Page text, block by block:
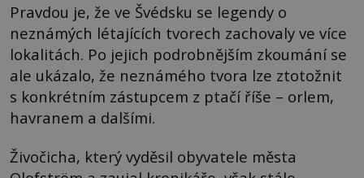
Pravdou je, že ve Švédsku se legendy o
neznámých létajících tvorech zachovaly ve více
lokalitách. Po jejich podrobnějším zkoumání se
ale ukázalo, že neznámého tvora lze ztotožnit
s konkrétním zástupcem z ptačí říše – orlem,
havranem a dalšími.
Živočicha, který vyděsil obyvatele města